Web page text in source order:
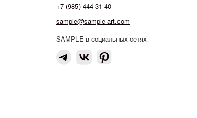
+7 (985) 444-31-40
sample@sample-art.com
SAMPLE в социальных сетях